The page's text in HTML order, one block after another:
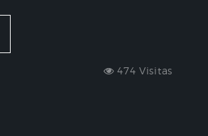
474 Visitas